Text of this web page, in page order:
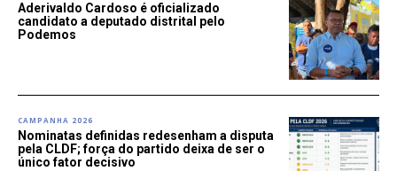
Aderivaldo Cardoso é oficializado
candidato a deputado distrital pelo
Podemos
CAMPANHA 2026
Nominatas definidas redesenham a disputa
pela CLDF; força do partido deixa de ser o
único fator decisivo